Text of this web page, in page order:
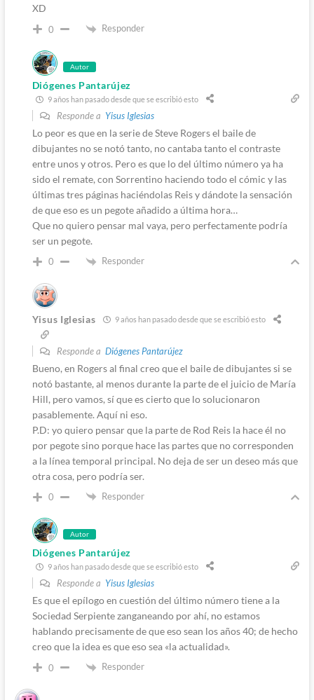
XD
0 Responder
Autor
Diógenes Pantarújez
9 años han pasado desde que se escribió esto
Responde a Yisus Iglesias
Lo peor es que en la serie de Steve Rogers el baile de
dibujantes no se notó tanto, no cantaba tanto el contraste
entre unos y otros. Pero es que lo del último número ya ha
sido el remate, con Sorrentino haciendo todo el cómic y las
últimas tres páginas haciéndolas Reis y dándote la sensación
de que eso es un pegote añadido a última hora…
Que no quiero pensar mal vaya, pero perfectamente podría
ser un pegote.
0 Responder
Yisus Iglesias 9 años han pasado desde que se escribió esto
Responde a Diógenes Pantarújez
Bueno, en Rogers al final creo que el baile de dibujantes si se
notó bastante, al menos durante la parte de el juicio de María
Hill, pero vamos, sí que es cierto que lo solucionaron
pasablemente. Aquí ni eso.
P.D: yo quiero pensar que la parte de Rod Reis la hace él no
por pegote sino porque hace las partes que no corresponden
a la línea temporal principal. No deja de ser un deseo más que
otra cosa, pero podría ser.
0 Responder
Autor
Diógenes Pantarújez
9 años han pasado desde que se escribió esto
Responde a Yisus Iglesias
Es que el epílogo en cuestión del último número tiene a la
Sociedad Serpiente zanganeando por ahí, no estamos
hablando precisamente de que eso sean los años 40; de hecho
creo que la idea es que eso sea «la actualidad».
0 Responder